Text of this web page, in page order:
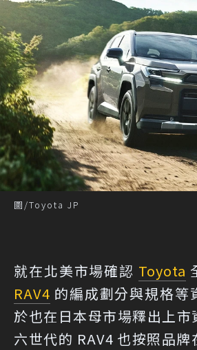
圖/Toyota JP
就在北美市場確認 Toyota
RAV4 的編成劃分與規格等
於也在日本母市場釋出上市
六世代的 RAV4 也按照品